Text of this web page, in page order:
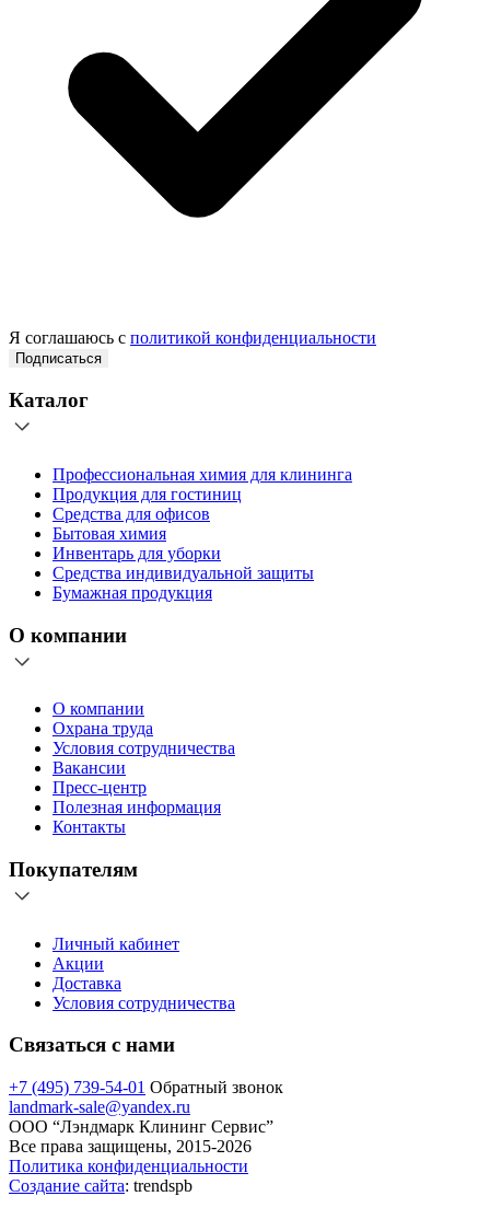
Я соглашаюсь с политикой конфиденциальности
Подписаться
Каталог
Профессиональная химия для клининга
Продукция для гостиниц
Средства для офисов
Бытовая химия
Инвентарь для уборки
Средства индивидуальной защиты
Бумажная продукция
О компании
О компании
Охрана труда
Условия сотрудничества
Вакансии
Пресс-центр
Полезная информация
Контакты
Покупателям
Личный кабинет
Акции
Доставка
Условия сотрудничества
Связаться с нами
+7 (495) 739-54-01 Обратный звонок
landmark-sale@yandex.ru
ООО “Лэндмарк Клининг Сервис”
Все права защищены, 2015-2026
Политика конфиденциальности
Создание сайта: trendspb